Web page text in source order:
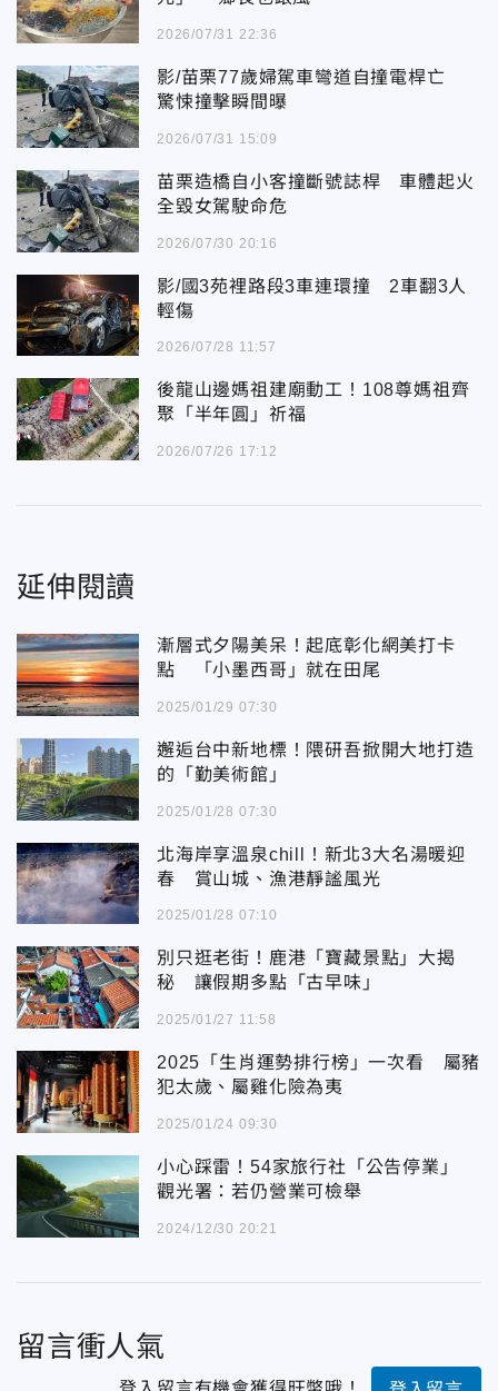
2026/07/31 22:36
影/苗栗77歲婦駕車彎道自撞電桿亡
驚悚撞擊瞬間曝
2026/07/31 15:09
苗栗造橋自小客撞斷號誌桿 車體起火
全毀女駕駛命危
2026/07/30 20:16
影/國3苑裡路段3車連環撞 2車翻3人
輕傷
2026/07/28 11:57
後龍山邊媽祖建廟動工！108尊媽祖齊
聚「半年圓」祈福
2026/07/26 17:12
延伸閱讀
漸層式夕陽美呆！起底彰化網美打卡
點 「小墨西哥」就在田尾
2025/01/29 07:30
邂逅台中新地標！隈研吾掀開大地打造
的「勤美術館」
2025/01/28 07:30
北海岸享溫泉chill！新北3大名湯暖迎
春 賞山城、漁港靜謐風光
2025/01/28 07:10
別只逛老街！鹿港「寶藏景點」大揭
秘 讓假期多點「古早味」
2025/01/27 11:58
2025「生肖運勢排行榜」一次看 屬豬
犯太歲、屬雞化險為夷
2025/01/24 09:30
小心踩雷！54家旅行社「公告停業」
觀光署：若仍營業可檢舉
2024/12/30 20:21
留言衝人氣